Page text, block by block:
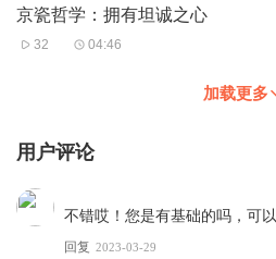
京瓷哲学：拥有坦诚之心
32 04:46
加载更多
用户评论
不错哎！您是有基础的吗，可
回复 2023-03-29